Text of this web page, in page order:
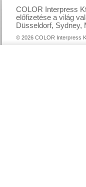
COLOR Interpress
előfizetése a világ
Düsseldorf, Sydney,
© 2026 COLOR Interpress